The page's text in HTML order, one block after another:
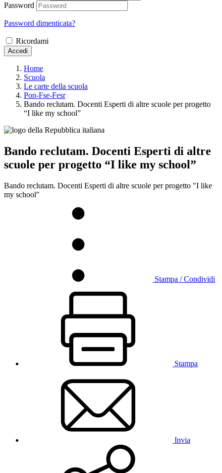
Password
Password dimenticata?
Ricordami
Accedi
Home
Scuola
Le carte della scuola
Pon-Fse-Fesr
Bando reclutam. Docenti Esperti di altre scuole per progetto
“I like my school”
Bando reclutam. Docenti Esperti di altre
scuole per progetto “I like my school”
Bando reclutam. Docenti Esperti di altre scuole per progetto "I like
my school"
Stampa / Condividi
Stampa
Invia